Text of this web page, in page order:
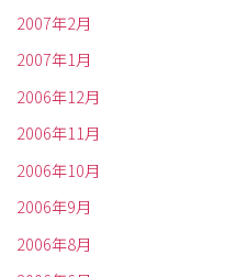
2007年2月
2007年1月
2006年12月
2006年11月
2006年10月
2006年9月
2006年8月